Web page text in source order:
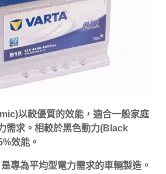
以較優質的效能，適合一般家庭
需求。相較於黑色動力(Black
效能。
專為平均型電力需求的車輛製造。